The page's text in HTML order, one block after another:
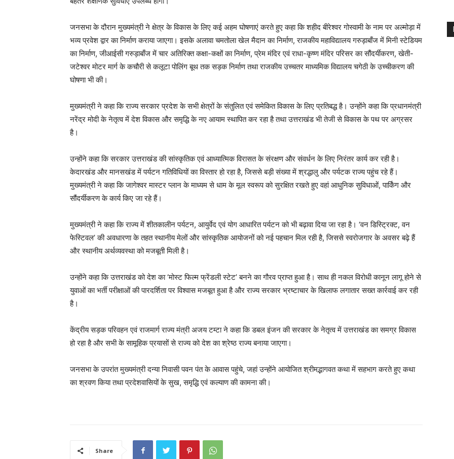
जनसभा के दौरान मुख्यमंत्री ने क्षेत्र के विकास के लिए कई अहम घोषणाएं करते हुए कहा कि शहीद बीरेश्वर गोस्वामी के नाम पर अल्मोड़ा में
भव्य प्रवेश द्वार का निर्माण कराया जाएगा। इसके अलावा चमतोला खेल मैदान का निर्माण, राजकीय महाविद्यालय गरुड़ाबाँज में मिनी स्टेडियम
का निर्माण, जीआईसी गरुड़ाबाँज में चार अतिरिक्त कक्षा-कक्षों का निर्माण, प्रेम मंदिर एवं राधा-कृष्ण मंदिर परिसर का सौंदर्यीकरण, खेती-
जटेश्वर मोटर मार्ग के कचौरी से कलूटा पोलिंग बूथ तक सड़क निर्माण तथा राजकीय उच्चतर माध्यमिक विद्यालय चगेठी के उच्चीकरण की
घोषणा भी की।
मुख्यमंत्री ने कहा कि राज्य सरकार प्रदेश के सभी क्षेत्रों के संतुलित एवं समेकित विकास के लिए प्रतिबद्ध है। उन्होंने कहा कि प्रधानमंत्री
नरेंद्र मोदी के नेतृत्व में देश विकास और समृद्धि के नए आयाम स्थापित कर रहा है तथा उत्तराखंड भी तेजी से विकास के पथ पर अग्रसर
है।
उन्होंने कहा कि सरकार उत्तराखंड की सांस्कृतिक एवं आध्यात्मिक विरासत के संरक्षण और संवर्धन के लिए निरंतर कार्य कर रही है।
केदारखंड और मानसखंड में पर्यटन गतिविधियों का विस्तार हो रहा है, जिससे बड़ी संख्या में श्रद्धालु और पर्यटक राज्य पहुंच रहे हैं।
मुख्यमंत्री ने कहा कि जागेश्वर मास्टर प्लान के माध्यम से धाम के मूल स्वरूप को सुरक्षित रखते हुए वहां आधुनिक सुविधाओं, पार्किंग और
सौंदर्यीकरण के कार्य किए जा रहे हैं।
मुख्यमंत्री ने कहा कि राज्य में शीतकालीन पर्यटन, आयुर्वेद एवं योग आधारित पर्यटन को भी बढ़ावा दिया जा रहा है। ‘वन डिस्ट्रिक्ट, वन
फेस्टिवल’ की अवधारणा के तहत स्थानीय मेलों और सांस्कृतिक आयोजनों को नई पहचान मिल रही है, जिससे स्वरोजगार के अवसर बढ़े हैं
और स्थानीय अर्थव्यवस्था को मजबूती मिली है।
उन्होंने कहा कि उत्तराखंड को देश का ‘मोस्ट फिल्म फ्रेंडली स्टेट’ बनने का गौरव प्राप्त हुआ है। साथ ही नकल विरोधी कानून लागू होने से
युवाओं का भर्ती परीक्षाओं की पारदर्शिता पर विश्वास मजबूत हुआ है और राज्य सरकार भ्रष्टाचार के खिलाफ लगातार सख्त कार्रवाई कर रही
है।
केंद्रीय सड़क परिवहन एवं राजमार्ग राज्य मंत्री अजय टम्टा ने कहा कि डबल इंजन की सरकार के नेतृत्व में उत्तराखंड का समग्र विकास
हो रहा है और सभी के सामूहिक प्रयासों से राज्य को देश का श्रेष्ठ राज्य बनाया जाएगा।
जनसभा के उपरांत मुख्यमंत्री दन्या निवासी पवन पंत के आवास पहुंचे, जहां उन्होंने आयोजित श्रीमद्भागवत कथा में सहभाग करते हुए कथा
का श्रवण किया तथा प्रदेशवासियों के सुख, समृद्धि एवं कल्याण की कामना की।
Share